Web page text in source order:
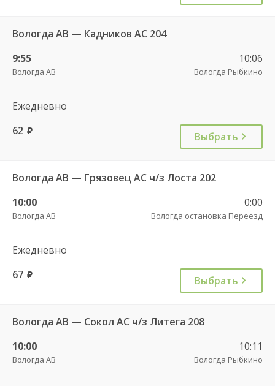
Вологда АВ — Кадников АС 204
9:55
Вологда АВ
10:06
Вологда Рыбкино
Ежедневно
62 руб. Выбрать
Вологда АВ — Грязовец АС ч/з Лоста 202
10:00
Вологда АВ
0:00
Вологда остановка Переезд
Ежедневно
67 руб. Выбрать
Вологда АВ — Сокол АС ч/з Литега 208
10:00
Вологда АВ
10:11
Вологда Рыбкино